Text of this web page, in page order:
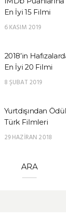
En İyi 15 Filmi
6 KASIM 2019
2018’in
En İyi 20 Filmi
8 ŞUBAT 2019
Yurtdışından
Türk Filmleri
29 HAZIRAN 2018
ARA